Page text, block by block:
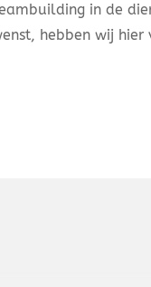
in de
hebben wij hier